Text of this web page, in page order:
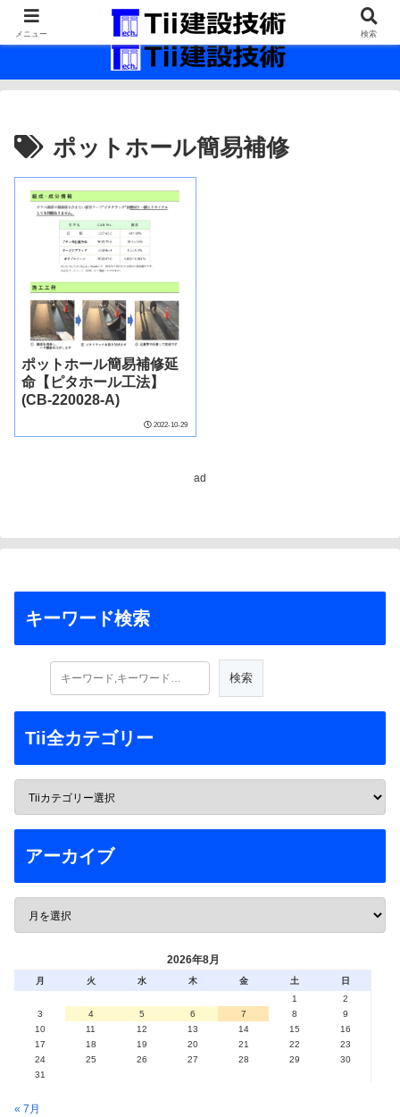
最新の建設技術の情報インフラ。
ポットホール簡易補修
ポットホール簡易補修延
命【ピタホール工法】
(CB-220028-A)
2022-10-29
ad
キーワード検索
Tii全カテゴリー
アーカイブ
2026年8月
月 火 水 木 金 土
日
1
2
3
4 5 6 7 8
9
10
11 12 13 14 15
16
17
18 19 20 21 22
23
24
25 26 27 28 29
30
31
« 7月
メニュー 検索